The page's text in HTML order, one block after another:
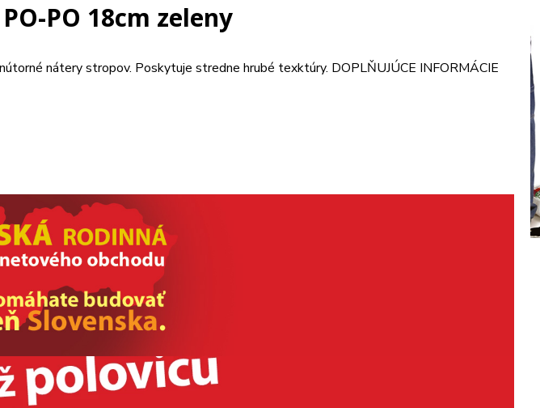
PO 18cm zeleny
nátery stropov. Poskytuje stredne hrubé texktúry. DOPLŇUJÚCE INFORMÁCIE